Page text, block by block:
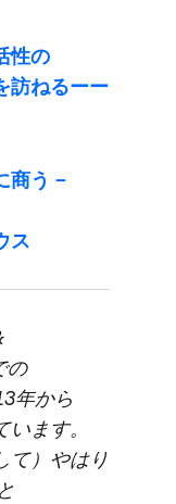
性の​
訪ねるーー​
商う​ −​
ス
の​
年から​
ます。
て）やはり​